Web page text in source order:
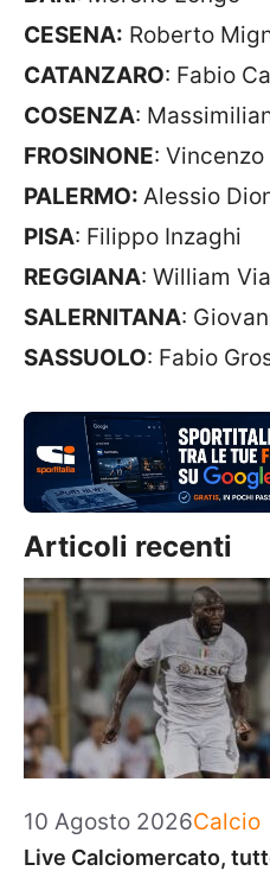
CESENA: Roberto
CATANZARO: Fabio
COSENZA:
FROSINONE:
PALERMO: Alessio
PISA: Filippo Inzaghi
REGGIANA: William
SALERNITANA:
SASSUOLO: Fabio
Articoli recenti
10 Agosto 2026Calcio
Live Calciomercato,